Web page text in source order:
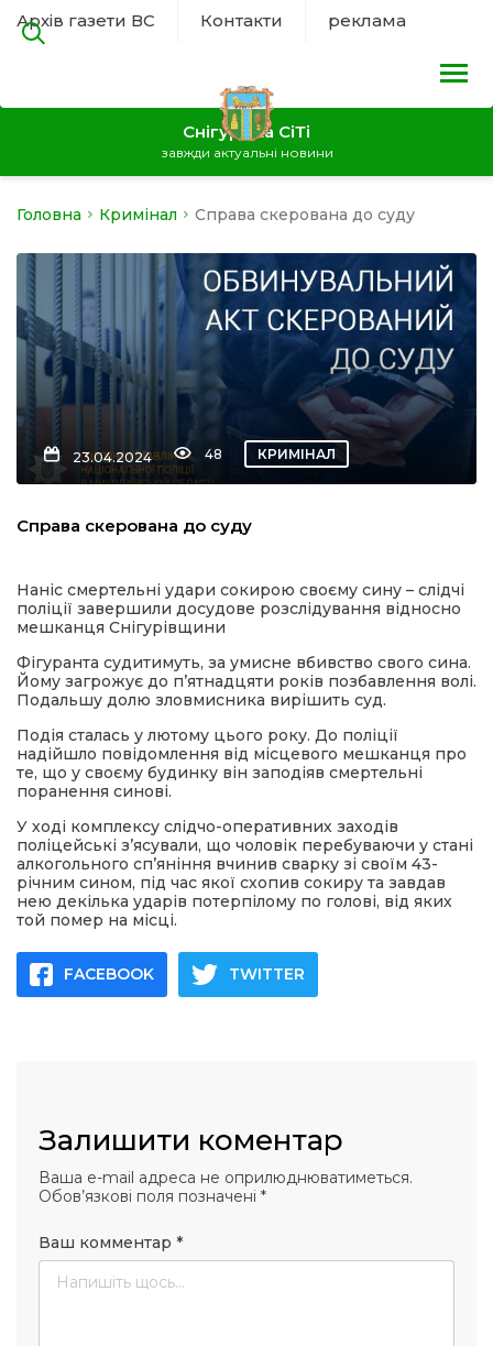
Архів газети ВС Контакти реклама
Снігурівка СіТі
завжди актуальні новини
політика
Головна Кримінал Справа скерована до суду
23.04.2024 48 КРИМІНАЛ
Справа скерована до суду
Наніс смертельні удари сокирою своєму сину – слідчі
поліції завершили досудове розслідування відносно
мешканця Снігурівщини
Фігуранта судитимуть, за умисне вбивство свого сина.
Йому загрожує до пʼятнадцяти років позбавлення волі.
Подальшу долю зловмисника вирішить суд.
Подія сталась у лютому цього року. До поліції
надійшло повідомлення від місцевого мешканця про
те, що у своєму будинку він заподіяв смертельні
поранення синові.
У ході комплексу слідчо-оперативних заходів
поліцейські зʼясували, що чоловік перебуваючи у стані
алкогольного сп’яніння вчинив сварку зі своїм 43-
річним сином, під час якої схопив сокиру та завдав
нею декілька ударів потерпілому по голові, від яких
той помер на місці.
FACEBOOK TWITTER
Залишити коментар
Ваша e-mail адреса не оприлюднюватиметься.
Обов’язкові поля позначені *
Ваш комментар *